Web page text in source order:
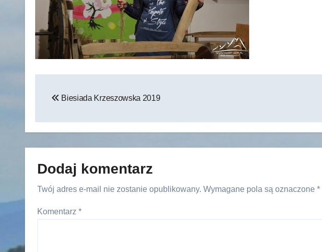
wpisuBiesiada Krzeszowska 2019
Dodaj komentarz
Twój adres e-mail nie zostanie opublikowany. Wymagane pola są oznaczone *
Komentarz *